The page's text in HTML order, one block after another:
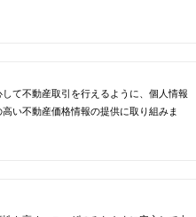
て不動産取引を行えるように、個人情報
い不動産価格情報の提供に取り組みま